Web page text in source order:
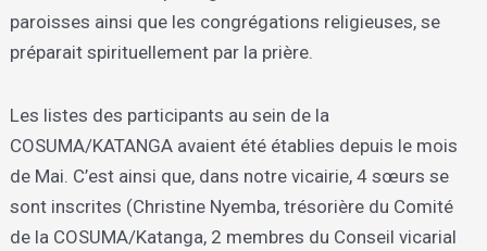
paroisses ainsi que les congrégations religieuses, se
préparait spirituellement par la prière.
Les listes des participants au sein de la
COSUMA/KATANGA avaient été établies depuis le mois
de Mai. C’est ainsi que, dans notre vicairie, 4 sœurs se
sont inscrites (Christine Nyemba, trésorière du Comité
de la COSUMA/Katanga, 2 membres du Conseil vicarial